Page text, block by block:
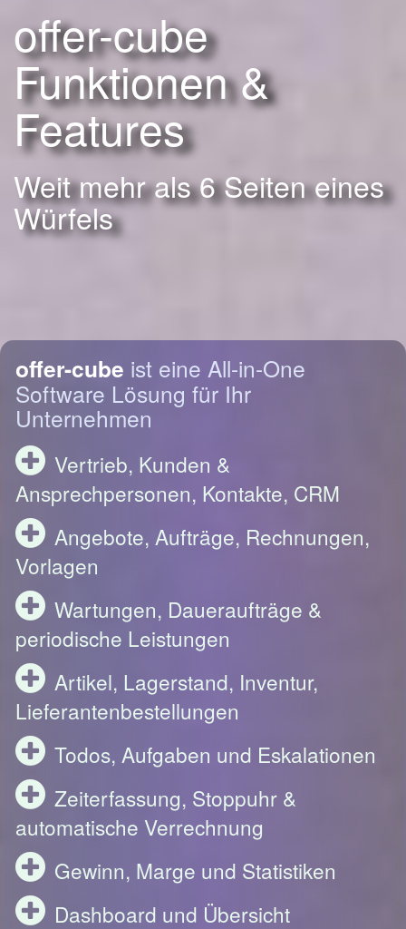
offer-cube
Funktionen &
Features
Weit mehr als 6 Seiten eines
Würfels
offer-cube ist eine All-in-One
Software Lösung für Ihr
Unternehmen
Vertrieb, Kunden &
Ansprechpersonen, Kontakte, CRM
Angebote, Aufträge, Rechnungen,
Vorlagen
Wartungen, Daueraufträge &
periodische Leistungen
Artikel, Lagerstand, Inventur,
Lieferantenbestellungen
Todos, Aufgaben und Eskalationen
Zeiterfassung, Stoppuhr &
automatische Verrechnung
Gewinn, Marge und Statistiken
Dashboard und Übersicht